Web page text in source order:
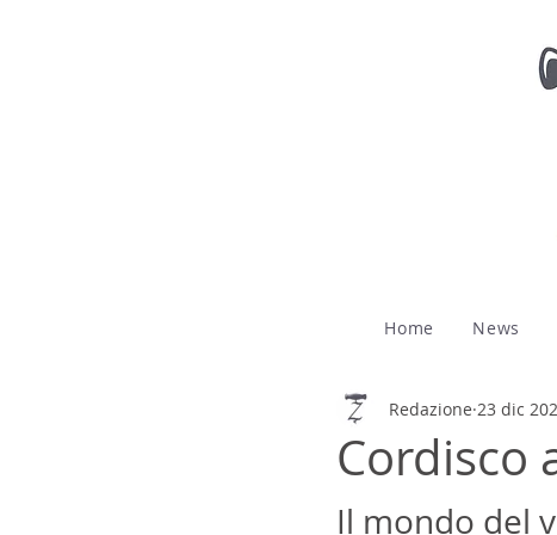
Home News
Cordisco
Redazione 23 dic
Il mondo del